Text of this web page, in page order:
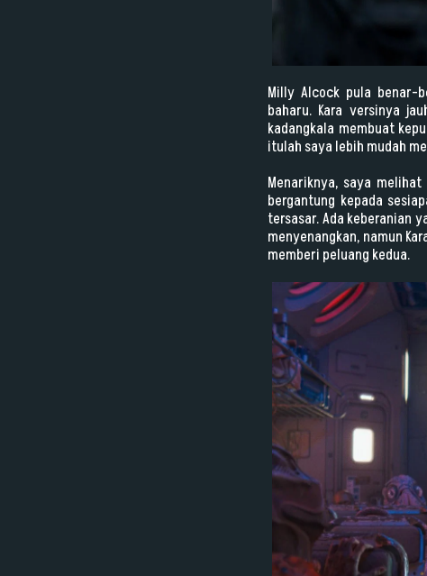
Milly Alcock pula benar-
baharu. Kara versinya
kadangkala membuat
itulah saya lebih mudah
Menariknya, saya
bergantung kepada
tersasar. Ada keberanian
menyenangkan, namun
memberi peluang kedua.